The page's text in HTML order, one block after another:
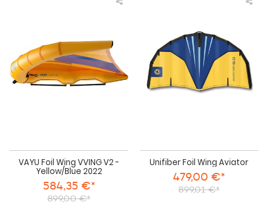
VAYU Foil Wing VVING V2 -
Yellow/Blue 2022
584,35 €*
899,00 €*
Yellow/Blue
2022
Unifiber Foil Wing Aviator
479,00 €*
899,01 €*